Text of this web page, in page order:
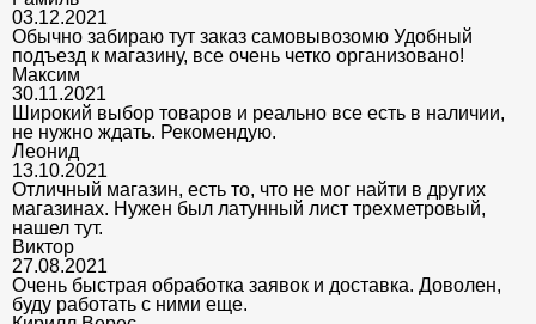
03.12.2021
Обычно забираю тут заказ самовывозомю Удобный
подъезд к магазину, все очень четко организовано!
Максим
30.11.2021
Широкий выбор товаров и реально все есть в наличии,
не нужно ждать. Рекомендую.
Леонид
13.10.2021
Отличный магазин, есть то, что не мог найти в других
магазинах. Нужен был латунный лист трехметровый,
нашел тут.
Виктор
27.08.2021
Очень быстрая обработка заявок и доставка. Доволен,
буду работать с ними еще.